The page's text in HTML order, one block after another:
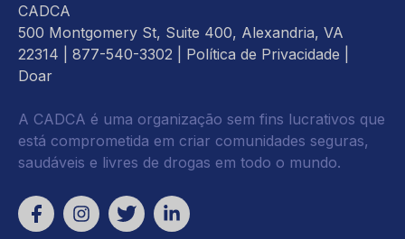
CADCA
500 Montgomery St, Suite 400, Alexandria, VA
22314 | 877-540-3302 | Política de Privacidade
Doar
A CADCA é uma organização sem fins lucrativos que
está comprometida em criar comunidades seguras,
saudáveis e livres de drogas em todo o mundo.